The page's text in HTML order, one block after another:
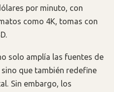
por minuto, con
como 4K, tomas con
solo amplía las fuentes de
que también redefine
Sin embargo, los